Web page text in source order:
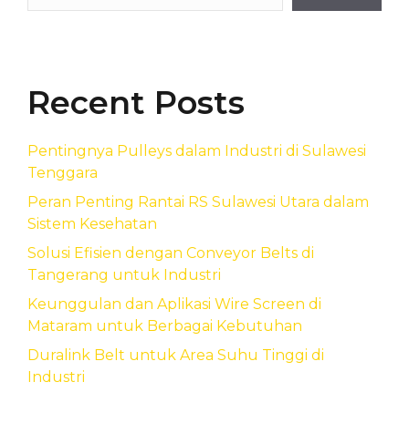
Recent Posts
Pentingnya Pulleys dalam Industri di Sulawesi
Tenggara
Peran Penting Rantai RS Sulawesi Utara dalam
Sistem Kesehatan
Solusi Efisien dengan Conveyor Belts di
Tangerang untuk Industri
Keunggulan dan Aplikasi Wire Screen di
Mataram untuk Berbagai Kebutuhan
Duralink Belt untuk Area Suhu Tinggi di
Industri